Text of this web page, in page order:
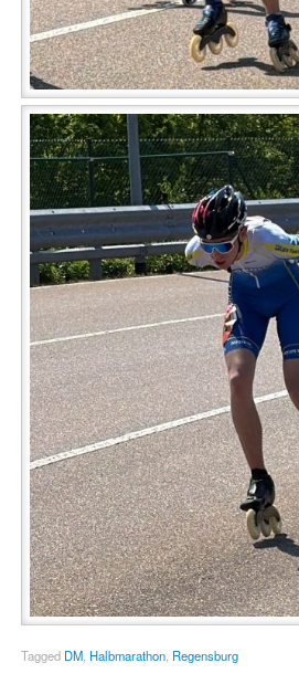
Tagged DM, Halbmarathon, Regensburg